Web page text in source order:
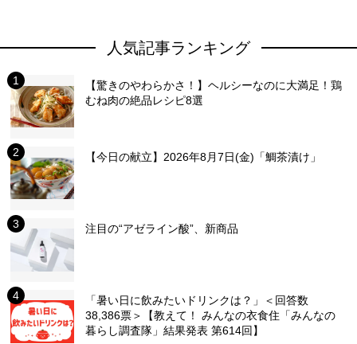
人気記事ランキング
【驚きのやわらかさ！】ヘルシーなのに大満足！鶏
むね肉の絶品レシピ8選
【今日の献立】2026年8月7日(金)「鯛茶漬け」
注目の“アゼライン酸”、新商品
「暑い日に飲みたいドリンクは？」＜回答数
38,386票＞【教えて！ みんなの衣食住「みんなの
暮らし調査隊」結果発表 第614回】